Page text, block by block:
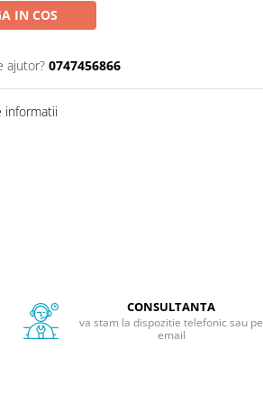
IN COS
ajutor? 0747456866
informatii
CONSULTANTA
va stam la dispozitie telefonic sau pe
email